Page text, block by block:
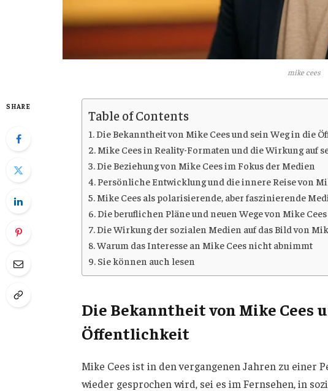
mike cees
SHARE
Table of Contents
Die Bekanntheit von Mike Cees und sein Weg in die
Mike Cees in Reality-Formaten und die Wirkung auf
Die Beziehung von Mike Cees im Fokus der Medien
Persönliche Entwicklung und die innere Reise von
Mike Cees als polarisierende, aber faszinierende
Die beruflichen Pläne und neuen Wege von Mike Cees
Die Wirkung der sozialen Medien auf das Bild von
Warum das Interesse an Mike Cees nicht abnimmt
Sie können auch lesen
Die Bekanntheit von Mike Cees
Öffentlichkeit
Mike Cees ist in den vergangenen Jahren zu einer
wieder gesprochen wird, sei es im Fernsehen, in